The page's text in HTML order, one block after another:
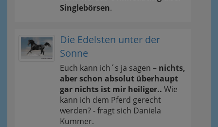
Singlebörsen.
Die Edelsten unter der
Sonne
Euch kann ich´s ja sagen – nichts,
aber schon absolut überhaupt
gar nichts ist mir heiliger.. Wie
kann ich dem Pferd gerecht
werden? - fragt sich Daniela
Kummer.